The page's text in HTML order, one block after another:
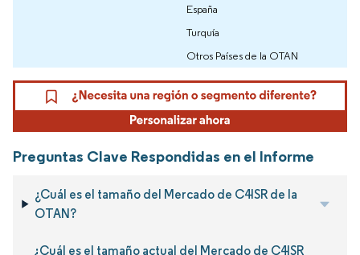
España
Turquía
Otros Países de la OTAN
Preguntas Clave Respondidas en el Informe
¿Cuál es el tamaño del Mercado de C4ISR de la
OTAN?
¿Cuál es el tamaño actual del Mercado de C4ISR